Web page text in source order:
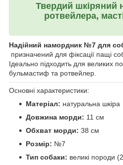
Твердий шкіряний
ротвейлера,
Надійний намордник №7 для
призначений для фіксації пащі
Ідеально підходить для великих
бульмастиф та ротвейлер.
Основні характеристики:
Матеріал: натуральна шкіра
Довжина морди: 11 см
Обхват морди: 38 см
Розмір: №7
Тип собаки: великі породи